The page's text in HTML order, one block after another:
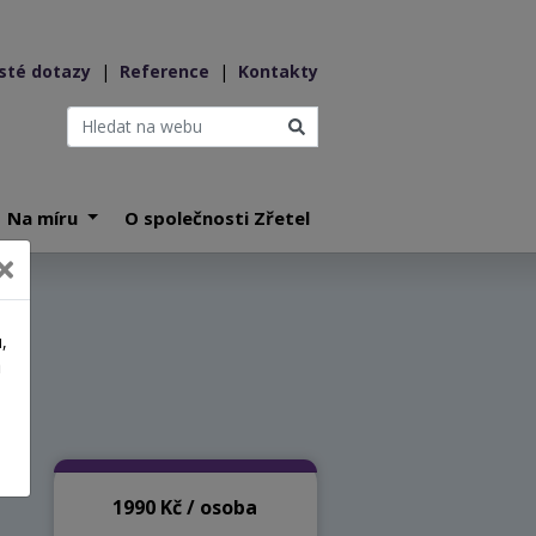
dotazy | Reference | Kontakty
Na míru O společnosti Zřetel
1990 Kč / osoba